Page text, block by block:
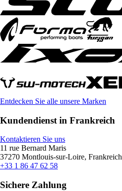
Entdecken Sie alle unsere Marken
Kundendienst in Frankreich
Kontaktieren Sie uns
11 rue Bernard Maris
37270 Montlouis-sur-Loire, Frankreich
+33 1 86 47 62 58
Sichere Zahlung